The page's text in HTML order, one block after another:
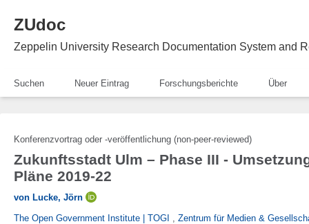
ZUdoc
Zeppelin University Research Documentation System and
Suchen Neuer Eintrag Forschungsberichte Über
Konferenzvortrag oder -veröffentlichung (non-peer-reviewed)
Zukunftsstadt Ulm – Phase III -
Pläne 2019-22
von Lucke, Jörn
The Open Government Institute | TOGI , Zentrum für Medien &